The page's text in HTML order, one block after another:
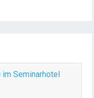
im Seminarhotel